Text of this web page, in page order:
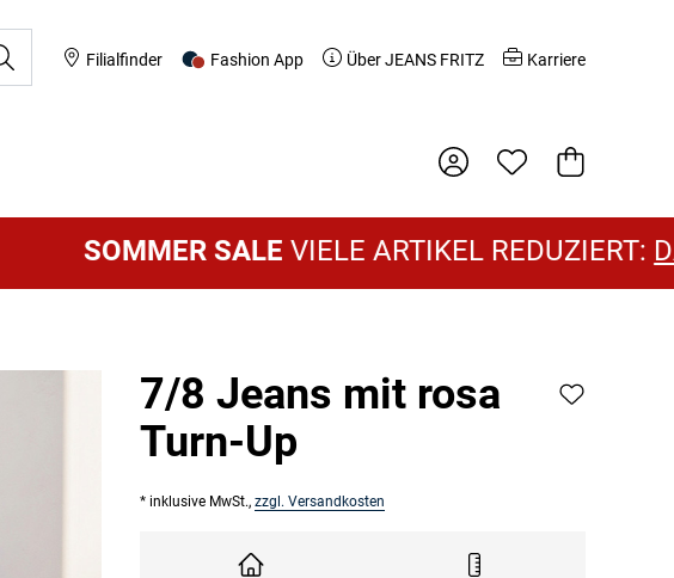
Filialfinder Fashion App Über JEANS FRITZ Karriere
Warenkorb
SOMMER SALEVIELE ARTIKEL REDUZIERT:DAMEN
7/8 Jeans mit rosa
Turn-Up
* inklusive MwSt., zzgl. Versandkosten